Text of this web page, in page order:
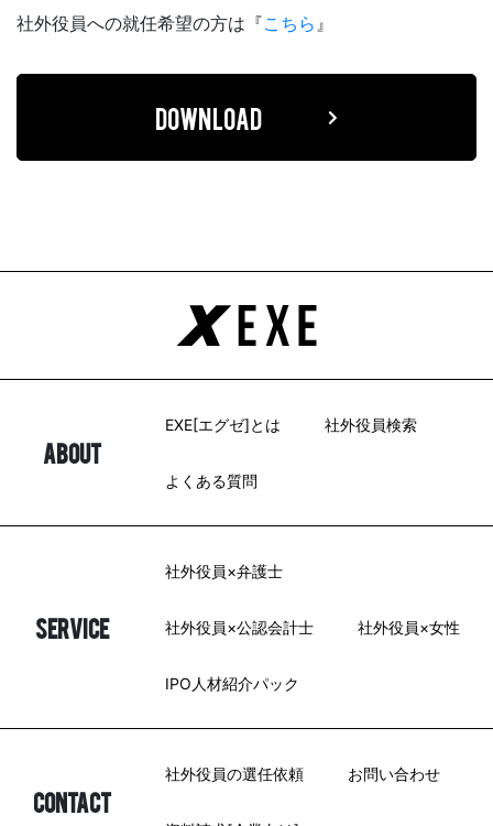
お電話受付時間 / 平日：10:00 〜 19:00
利用規約 お問い合わせ
社外役員への就任希望の方は『こちら 』
DOWNLOAD
ABOUT
EXE[エグゼ]とは 社外役員検索
よくある質問
SERVICE
社外役員×弁護士
社外役員×公認会計士 社外役員×女性
IPO人材紹介パック
CONTACT
社外役員の選任依頼 お問い合わせ